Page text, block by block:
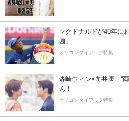
マクドナルドが40年に
園」
オリコンタイアップ特集
森崎ウィン×向井康二“
ん！
オリコンタイアップ特集